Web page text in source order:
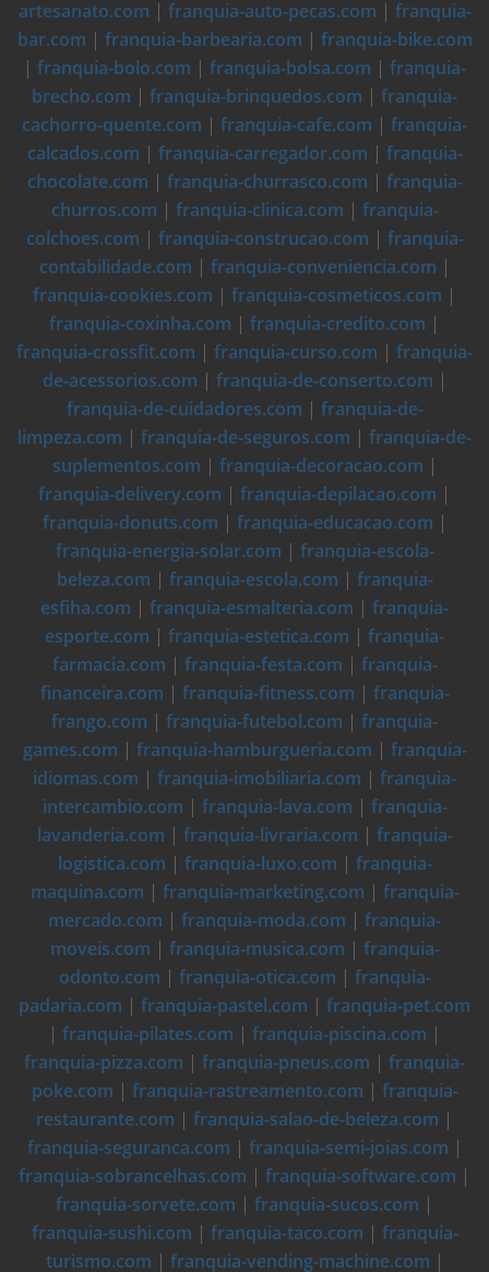
artesanato.com | franquia-auto-pecas.com | franquia-
bar.com | franquia-barbearia.com | franquia-bike.com
| franquia-bolo.com | franquia-bolsa.com | franquia-
brecho.com | franquia-brinquedos.com | franquia-
cachorro-quente.com | franquia-cafe.com | franquia-
calcados.com | franquia-carregador.com | franquia-
chocolate.com | franquia-churrasco.com | franquia-
churros.com | franquia-clinica.com | franquia-
colchoes.com | franquia-construcao.com | franquia-
contabilidade.com | franquia-conveniencia.com |
franquia-cookies.com | franquia-cosmeticos.com |
franquia-coxinha.com | franquia-credito.com |
franquia-crossfit.com | franquia-curso.com | franquia-
de-acessorios.com | franquia-de-conserto.com |
franquia-de-cuidadores.com | franquia-de-
limpeza.com | franquia-de-seguros.com | franquia-de-
suplementos.com | franquia-decoracao.com |
franquia-delivery.com | franquia-depilacao.com |
franquia-donuts.com | franquia-educacao.com |
franquia-energia-solar.com | franquia-escola-
beleza.com | franquia-escola.com | franquia-
esfiha.com | franquia-esmalteria.com | franquia-
esporte.com | franquia-estetica.com | franquia-
farmacia.com | franquia-festa.com | franquia-
financeira.com | franquia-fitness.com | franquia-
frango.com | franquia-futebol.com | franquia-
games.com | franquia-hamburgueria.com | franquia-
idiomas.com | franquia-imobiliaria.com | franquia-
intercambio.com | franquia-lava.com | franquia-
lavanderia.com | franquia-livraria.com | franquia-
logistica.com | franquia-luxo.com | franquia-
maquina.com | franquia-marketing.com | franquia-
mercado.com | franquia-moda.com | franquia-
moveis.com | franquia-musica.com | franquia-
odonto.com | franquia-otica.com | franquia-
padaria.com | franquia-pastel.com | franquia-pet.com
| franquia-pilates.com | franquia-piscina.com |
franquia-pizza.com | franquia-pneus.com | franquia-
poke.com | franquia-rastreamento.com | franquia-
restaurante.com | franquia-salao-de-beleza.com |
franquia-seguranca.com | franquia-semi-joias.com |
franquia-sobrancelhas.com | franquia-software.com |
franquia-sorvete.com | franquia-sucos.com |
franquia-sushi.com | franquia-taco.com | franquia-
turismo.com | franquia-vending-machine.com |